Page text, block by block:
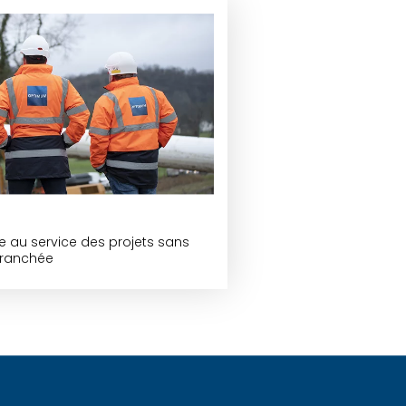
au service des projets sans